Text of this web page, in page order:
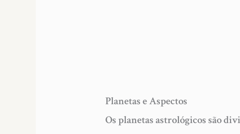
Planetas e Aspectos
Os planetas astrológicos são